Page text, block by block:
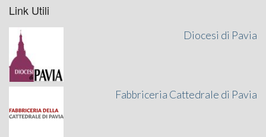
Link Utili
Diocesi di Pavia
Fabbriceria Cattedrale di Pavia